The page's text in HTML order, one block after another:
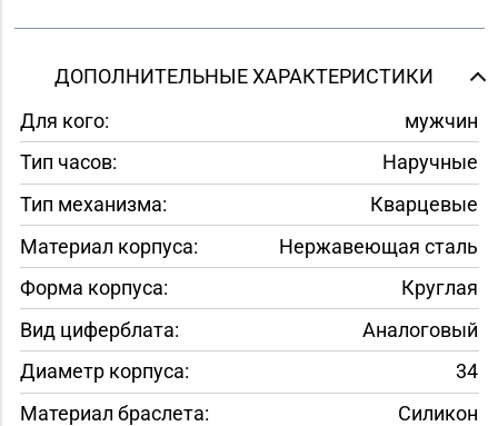
ДОПОЛНИТЕЛЬНЫЕ ХАРАКТЕРИСТИКИ
Для кого:
мужчин
Тип часов:
Наручные
Тип механизма:
Кварцевые
Материал корпуса:
Нержавеющая сталь
Форма корпуса:
Круглая
Вид циферблата:
Аналоговый
Диаметр корпуса:
34
Материал браслета:
Силикон